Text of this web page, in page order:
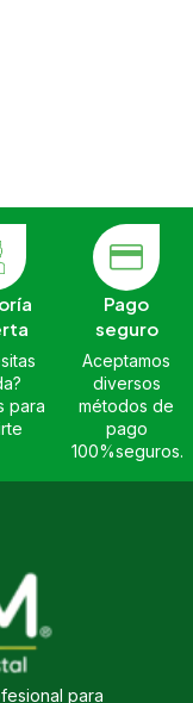
para
Pago
seguro
Aceptamos
diversos
métodos de
pago
100%seguros.
para